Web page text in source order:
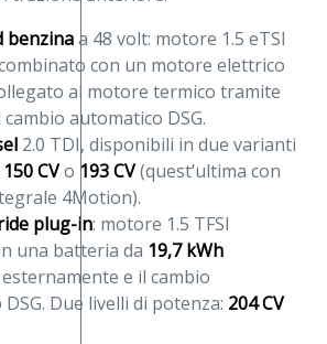
benzinaa 48 volt: motore 1.5 eTSI
con un motore elettrico
al motore termico tramite
automatico DSG.
2.0 TDI, disponibili in due varianti
150 CVo 193 CV(quest’ultima con
4Motion).
plug-in: motore 1.5 TFSI
una batteria da 19,7 kWh
e il cambio
Due livelli di potenza: 204 CV